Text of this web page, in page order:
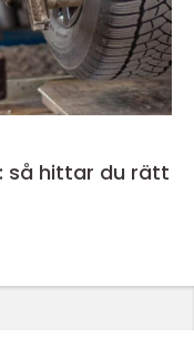
så hittar du rätt